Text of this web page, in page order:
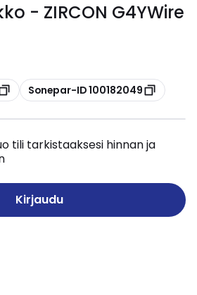
- ZIRCON G4YWire
Kopioi
Sonepar-ID 100182049
tili tarkistaaksesi hinnan ja
Kirjaudu